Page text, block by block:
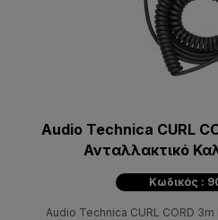
Audio Technica CURL
Ανταλλακτικό
Κωδικός :
Audio Technica CURL CORD 3m